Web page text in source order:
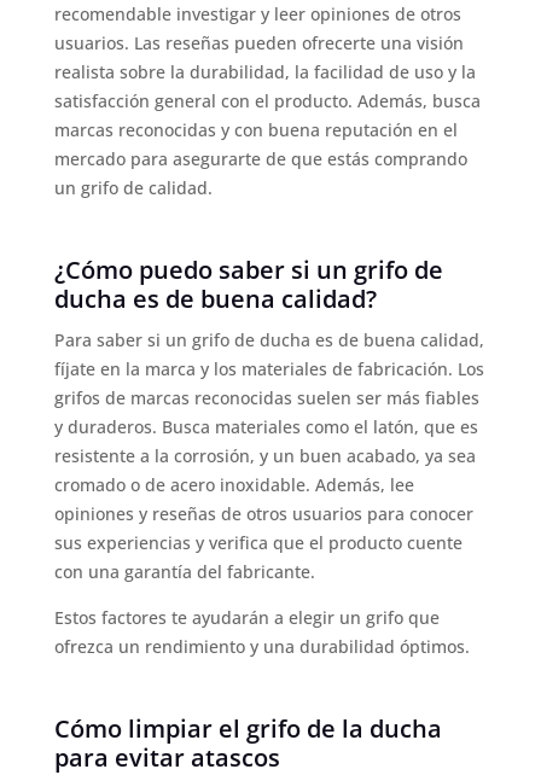
recomendable investigar y leer opiniones de otros
usuarios. Las reseñas pueden ofrecerte una visión
realista sobre la durabilidad, la facilidad de uso y la
satisfacción general con el producto. Además, busca
marcas reconocidas y con buena reputación en el
mercado para asegurarte de que estás comprando
un grifo de calidad.
¿Cómo puedo saber si un grifo de
ducha es de buena calidad?
Para saber si un grifo de ducha es de buena calidad,
fíjate en la marca y los materiales de fabricación. Los
grifos de marcas reconocidas suelen ser más fiables
y duraderos. Busca materiales como el latón, que es
resistente a la corrosión, y un buen acabado, ya sea
cromado o de acero inoxidable. Además, lee
opiniones y reseñas de otros usuarios para conocer
sus experiencias y verifica que el producto cuente
con una garantía del fabricante.
Estos factores te ayudarán a elegir un grifo que
ofrezca un rendimiento y una durabilidad óptimos.
Cómo limpiar el grifo de la ducha
para evitar atascos